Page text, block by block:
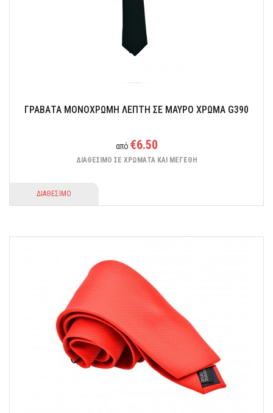
ΓΡΑΒΑΤΑ ΜΟΝΟΧΡΩΜΗ ΛΕΠΤΗ ΣΕ ΜΑΥΡΟ ΧΡΩΜΑ G390
από €6.50
ΔΙΑΘΕΣΙΜΟ ΣΕ ΧΡΩΜΑΤΑ ΚΑΙ ΜΕΓΕΘΗ
ΔΙΑΘΕΣΙΜΟ